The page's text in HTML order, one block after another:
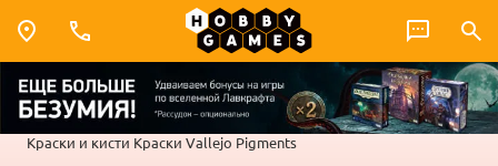
Краски и кисти Краски Vallejo Pigments